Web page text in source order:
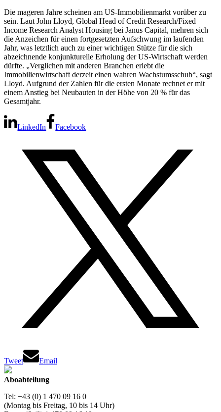
Die mageren Jahre scheinen am US-Immobilienmarkt vorüber zu
sein. Laut John Lloyd, Global Head of Credit Research/Fixed
Income Research Analyst Housing bei Janus Capital, mehren sich
die Anzeichen für einen fortgesetzten Aufschwung im laufenden
Jahr, was letztlich auch zu einer wichtigen Stütze für die sich
abzeichnende konjunkturelle Erholung der US-Wirtschaft werden
dürfte. „Verglichen mit anderen Branchen erlebt die
Immobilienwirtschaft derzeit einen wahren Wachstumsschub“, sagt
Lloyd. Aufgrund der Zahlen für die ersten Monate rechnet er mit
einem Anstieg bei Neubauten in der Höhe von 20 % für das
Gesamtjahr.
LinkedIn Facebook
Tweet Email
Aboabteilung
Tel: +43 (0) 1 470 09 16 0
(Montag bis Freitag, 10 bis 14 Uhr)